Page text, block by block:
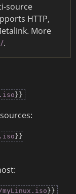
source
HTTP,
More
.
}}
}}
}}